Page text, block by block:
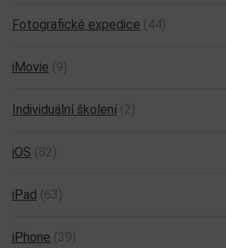
Fotografické expedice (44)
iMovie (9)
Individuální školení (2)
iOS (82)
iPad (63)
iPhone (39)